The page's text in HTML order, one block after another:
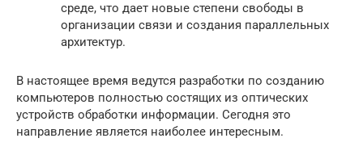
среде, что дает новые степени свободы в
организации связи и создания параллельных
архитектур.
В настоящее время ведутся разработки по созданию
компьютеров полностью состящих из оптических
устройств обработки информации. Сегодня это
направление является наиболее интересным.